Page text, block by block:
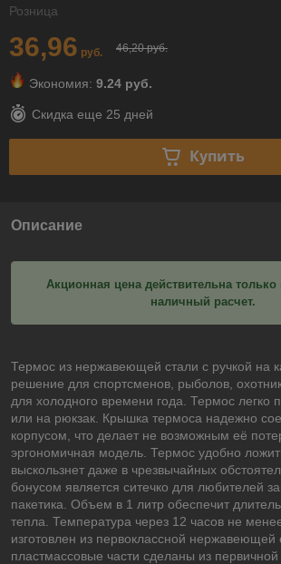
Розница
36,96 руб. 46,20 руб.
Экономия: 9.24 руб.
Скидка еще 25 дней
Купить
Описание
Акционная цена действительна только
наличный расчет.
Термос из нержавеющей стали с ручкой на
решение для спортсменов, рыболов,
для холодного времени года. Термос легко
или на рюкзак. Крышка термоса надежно
корпусом, что делает не возможным её
эргономичная модель. Термос удобно
выскользнет даже в чрезвычайных
бонусом является ситечко для любителей
пакетика. Объем в 1 литр обеспечит
тепла. Температура через 12 часов не
изготовлен из первоклассной нержавеющей
пластмассовые части сделаны из